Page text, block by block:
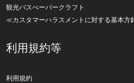
観光バスぺーパークラフト
≪カスタマーハラスメントに対する基本
利用規約等
利用規約